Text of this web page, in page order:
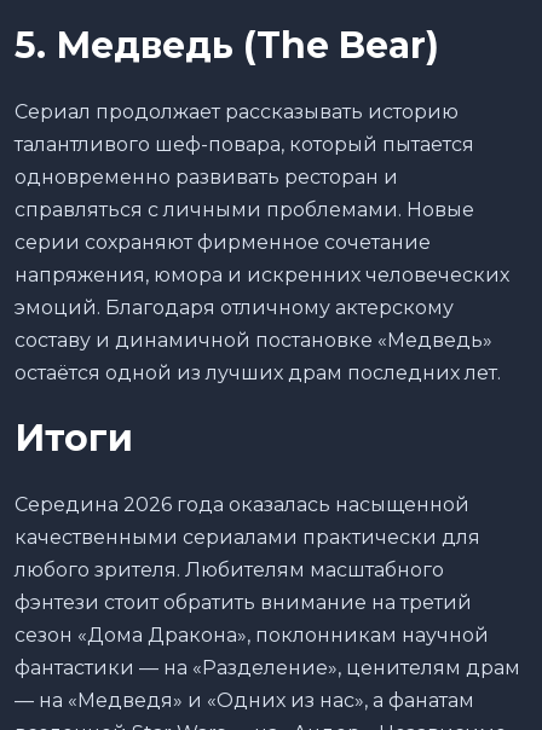
5. Медведь (The Bear)
Сериал продолжает рассказывать историю
талантливого шеф-повара, который пытается
одновременно развивать ресторан и
справляться с личными проблемами. Новые
серии сохраняют фирменное сочетание
напряжения, юмора и искренних человеческих
эмоций. Благодаря отличному актерскому
составу и динамичной постановке «Медведь»
остаётся одной из лучших драм последних лет.
Итоги
Середина 2026 года оказалась насыщенной
качественными сериалами практически для
любого зрителя. Любителям масштабного
фэнтези стоит обратить внимание на третий
сезон «Дома Дракона», поклонникам научной
фантастики — на «Разделение», ценителям драм
— на «Медведя» и «Одних из нас», а фанатам